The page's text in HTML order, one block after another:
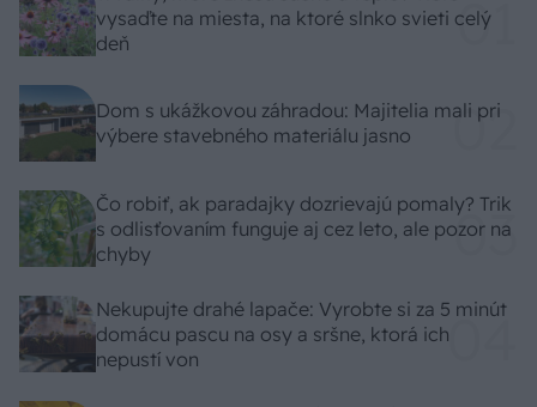
vysaďte na miesta, na ktoré slnko svieti celý
deň
Dom s ukážkovou záhradou: Majitelia mali pri
výbere stavebného materiálu jasno
Čo robiť, ak paradajky dozrievajú pomaly? Trik
s odlisťovaním funguje aj cez leto, ale pozor na
chyby
Nekupujte drahé lapače: Vyrobte si za 5 minút
domácu pascu na osy a sršne, ktorá ich
nepustí von